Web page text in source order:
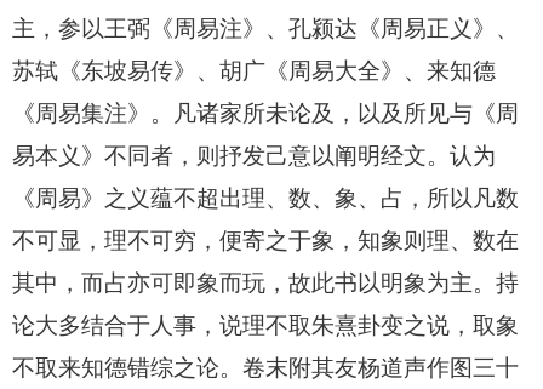
主，参以王弼《周易注》、孔颍达《周易正义》、
苏轼《东坡易传》、胡广《周易大全》、来知德
《周易集注》。凡诸家所未论及，以及所见与《周
易本义》不同者，则抒发己意以阐明经文。认为
《周易》之义蕴不超出理、数、象、占，所以凡数
不可显，理不可穷，便寄之于象，知象则理、数在
其中，而占亦可即象而玩，故此书以明象为主。持
论大多结合于人事，说理不取朱熹卦变之说，取象
不取来知德错综之论。卷末附其友杨道声作图三十